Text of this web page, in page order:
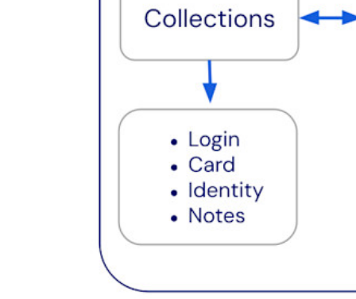
Framgångsberättelser
Öppen källkod Security Summit
Bitwarden säkerhetsvitbok